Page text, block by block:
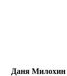
Даня Милохин